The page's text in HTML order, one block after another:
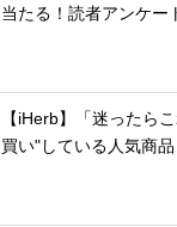
当たる！読者アンケー
【iHerb】「迷ったら
買い"している人気商品